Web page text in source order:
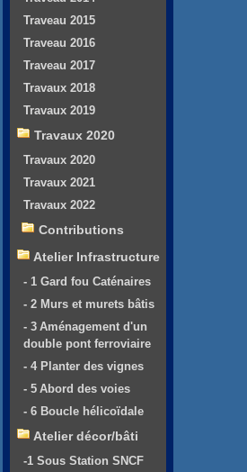
Traveau 2015
Traveau 2016
Traveau 2017
Travaux 2018
Travaux 2019
Travaux 2020
Travaux 2020
Travaux 2021
Travaux 2022
Contributions
Atelier Infrastructure
- 1 Gard fou Caténaires
- 2 Murs et murets bâtis
- 3 Aménagement d'un
double pont ferroviaire
- 4 Planter des vignes
- 5 Abord des voies
- 6 Boucle hélicoïdale
Atelier décor/bâti
-1 Sous Station SNCF